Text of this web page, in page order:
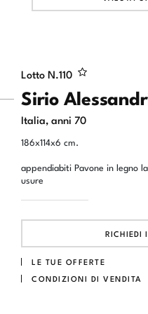
Lotto N.110
Sirio
Italia, anni 70
186x114x6 cm.
appendiabiti Pavone in legno
usure
RICHIEDI
LE TUE OFFERTE
CONDIZIONI DI VENDITA